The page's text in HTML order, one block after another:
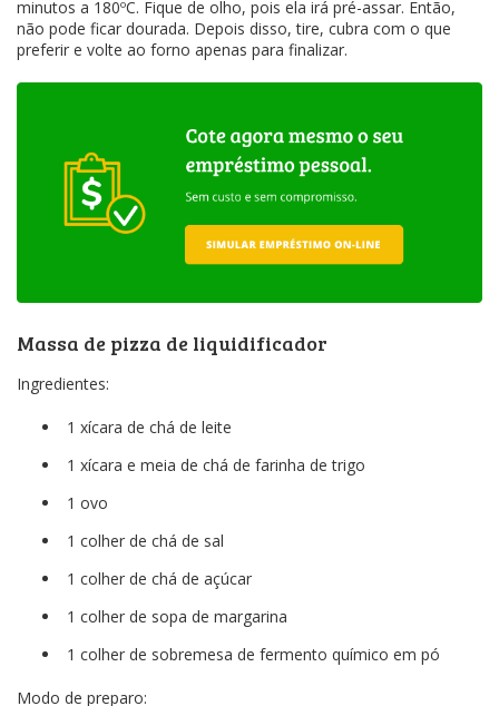
minutos a 180ºC. Fique de olho, pois ela irá pré-assar. Então,
não pode ficar dourada. Depois disso, tire, cubra com o que
preferir e volte ao forno apenas para finalizar.
Massa de pizza de liquidificador
Ingredientes:
1 xícara de chá de leite
1 xícara e meia de chá de farinha de trigo
1 ovo
1 colher de chá de sal
1 colher de chá de açúcar
1 colher de sopa de margarina
1 colher de sobremesa de fermento químico em pó
Modo de preparo: